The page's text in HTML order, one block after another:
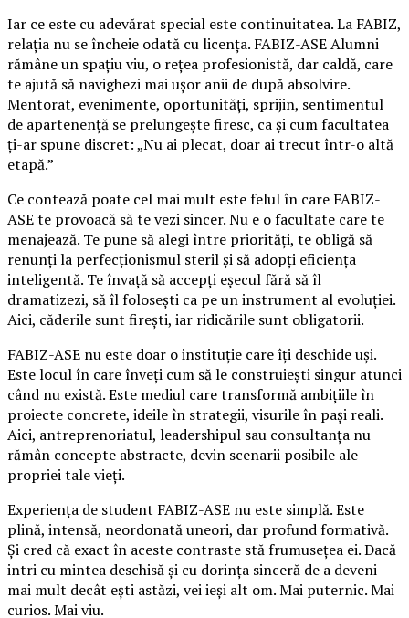
Iar ce este cu adevărat special este continuitatea. La FABIZ,
relația nu se încheie odată cu licența. FABIZ-ASE Alumni
rămâne un spațiu viu, o rețea profesionistă, dar caldă, care
te ajută să navighezi mai ușor anii de după absolvire.
Mentorat, evenimente, oportunități, sprijin, sentimentul
de apartenență se prelungește firesc, ca și cum facultatea
ți-ar spune discret: „Nu ai plecat, doar ai trecut într-o altă
etapă.”
Ce contează poate cel mai mult este felul în care FABIZ-
ASE te provoacă să te vezi sincer. Nu e o facultate care te
menajează. Te pune să alegi între priorități, te obligă să
renunți la perfecționismul steril și să adopți eficiența
inteligentă. Te învață să accepți eșecul fără să îl
dramatizezi, să îl folosești ca pe un instrument al evoluției.
Aici, căderile sunt firești, iar ridicările sunt obligatorii.
FABIZ-ASE nu este doar o instituție care îți deschide uși.
Este locul în care înveți cum să le construiești singur atunci
când nu există. Este mediul care transformă ambițiile în
proiecte concrete, ideile în strategii, visurile în pași reali.
Aici, antreprenoriatul, leadershipul sau consultanța nu
rămân concepte abstracte, devin scenarii posibile ale
propriei tale vieți.
Experiența de student FABIZ-ASE nu este simplă. Este
plină, intensă, neordonată uneori, dar profund formativă.
Și cred că exact în aceste contraste stă frumusețea ei. Dacă
intri cu mintea deschisă și cu dorința sinceră de a deveni
mai mult decât ești astăzi, vei ieși alt om. Mai puternic. Mai
curios. Mai viu.